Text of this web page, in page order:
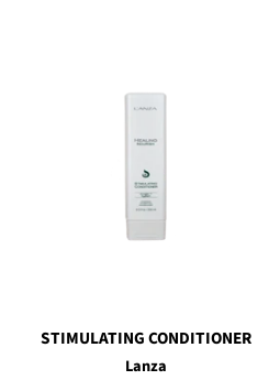
STIMULATING CONDITIONER
Lanza